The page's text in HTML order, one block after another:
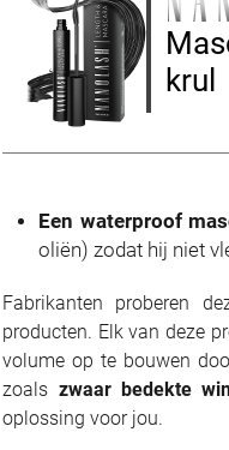
krul
Een waterproof
oliën) zodat hij niet
Fabrikanten proberen
producten. Elk van deze
volume op te bouwen
zoals zwaar bedekte
oplossing voor jou.